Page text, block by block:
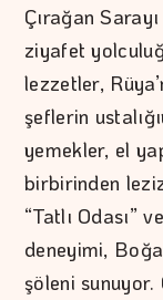
Çırağan
ziyafet
lezzetler,
şeflerin
yemekler, el
birbirinden
“Tatlı Odası”
deneyimi,
şöleni